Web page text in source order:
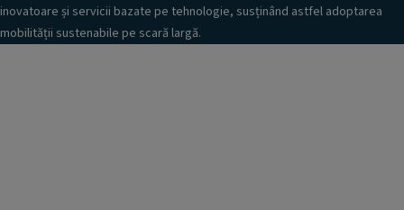
inovatoare și servicii bazate pe tehnologie, susținând astfel adoptarea
mobilității sustenabile pe scară largă.